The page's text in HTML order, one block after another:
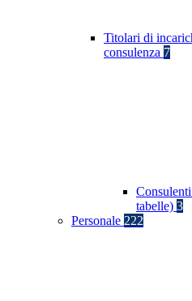
Titolari di
consulenza 7
tabelle) 3
Personale 222